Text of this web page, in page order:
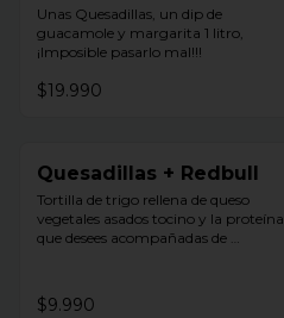
Unas Quesadillas, un dip de
guacamole y margarita 1 litro,
¡Imposible pasarlo mal!!!
$19.990
Quesadillas + Redbull
Tortilla de trigo rellena de queso
vegetales asados tocino y la proteína
que desees acompañadas de
$9.990